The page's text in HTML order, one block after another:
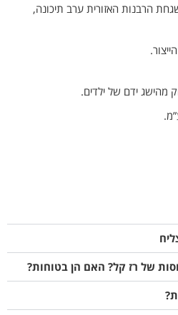
הרבנות האזורית ערב תיכונה,
מהישג ידם של ילדים.
של רז קל? האם הן בטוחות?